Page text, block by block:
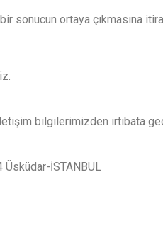
sonucun ortaya çıkmasına
bilgilerimizden irtibata
Üsküdar-İSTANBUL